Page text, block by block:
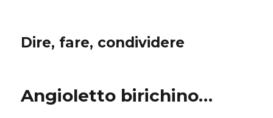
Dire, fare, condividere
Angioletto birichino…